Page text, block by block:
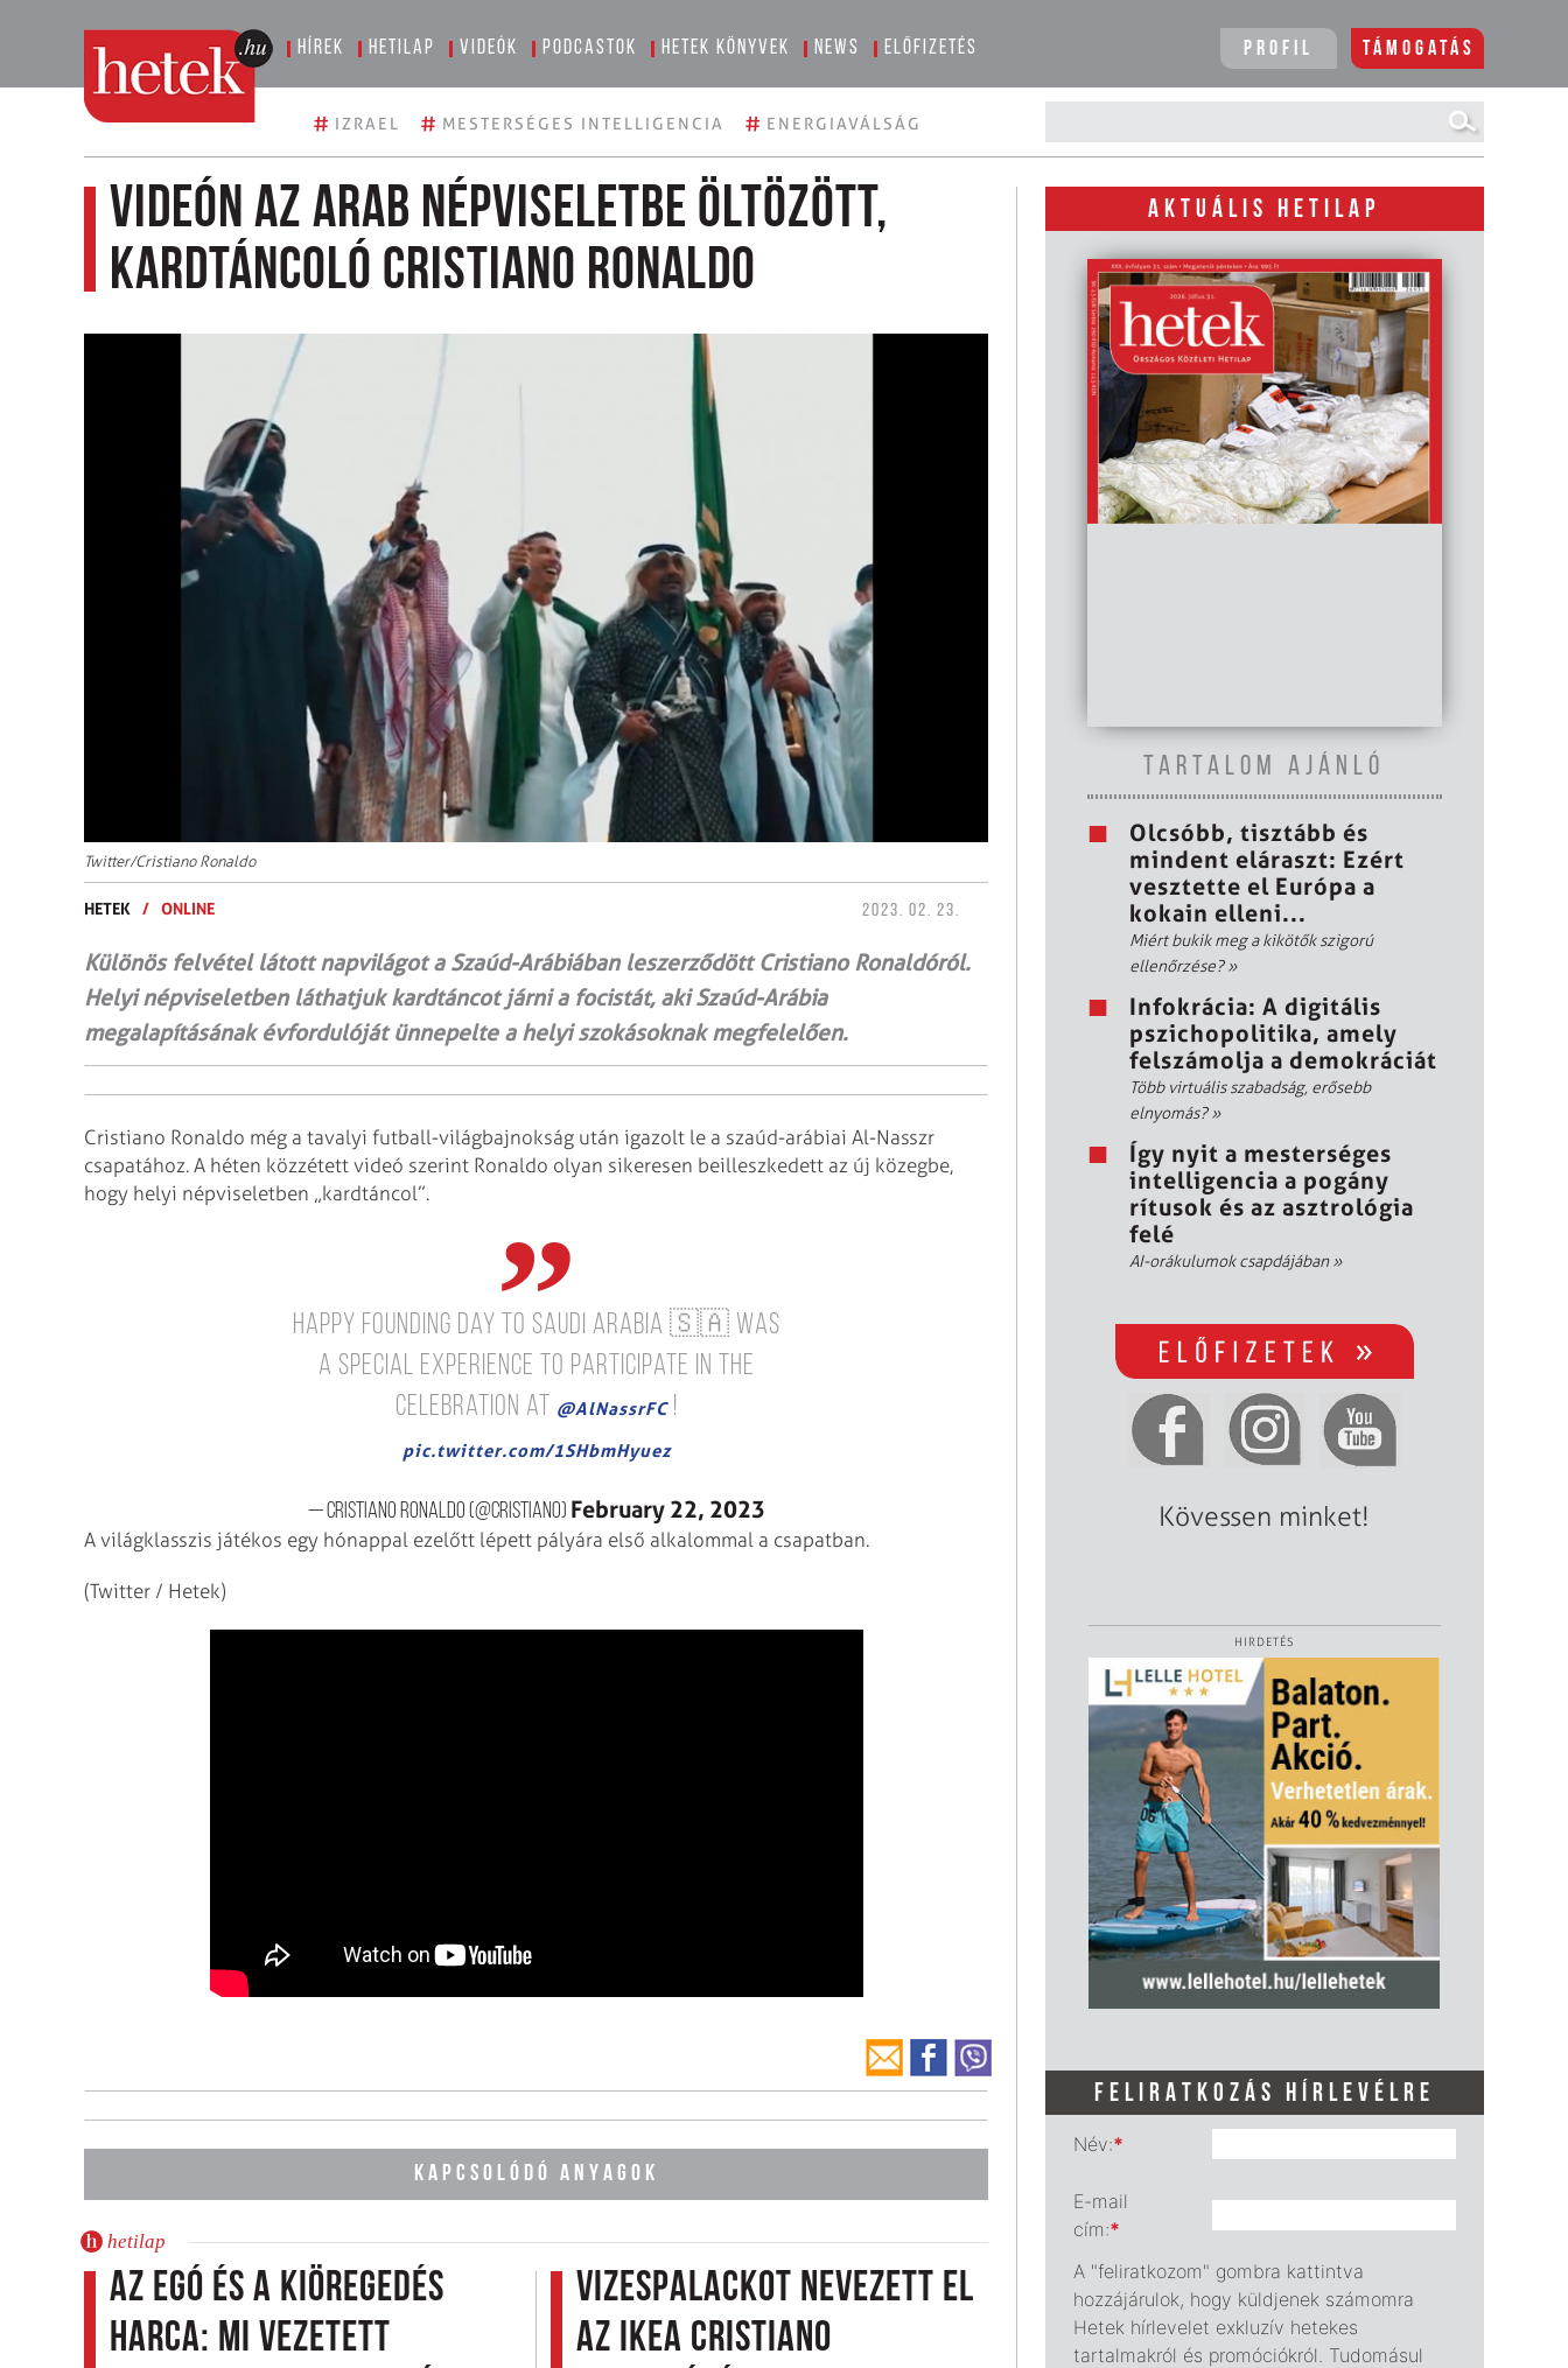
Hírek Hetilap Videók Podcastok Hetek könyvek News Előfizetés Profil Támogatás
# IZRAEL # MESTERSÉGES INTELLIGENCIA # ENERGIAVÁLSÁG
Videón az arab népviseletbe öltözött,
kardtáncoló Cristiano Ronaldo
Twitter/Cristiano Ronaldo
HETEK / ONLINE 2023. 02. 23.
Különös felvétel látott napvilágot a Szaúd-Arábiában leszerződött Cristiano Ronaldóról.
Helyi népviseletben láthatjuk kardtáncot járni a focistát, aki Szaúd-Arábia
megalapításának évfordulóját ünnepelte a helyi szokásoknak megfelelően.
Cristiano Ronaldo még a tavalyi futball-világbajnokság után igazolt le a szaúd-arábiai Al-Nasszr
csapatához. A héten közzétett videó szerint Ronaldo olyan sikeresen beilleszkedett az új közegbe,
hogy helyi népviseletben „kardtáncol”.
Happy founding day to Saudi Arabia 🇸🇦 Was
a special experience to participate in the
celebration at
@AlNassrFC!
pic.twitter.com/1SHbmHyuez
— Cristiano Ronaldo (@Cristiano) February 22, 2023
A világklasszis játékos egy hónappal ezelőtt lépett pályára első alkalommal a csapatban.
(Twitter / Hetek)
KAPCSOLÓDÓ ANYAGOK
hetilap
Az egó és a kiöregedés
harca: mi vezetett
Vizespalackot nevezett el
az IKEA Cristiano
AKTUÁLIS HETILAP
TARTALOM AJÁNLÓ
Olcsóbb, tisztább és
mindent eláraszt: Ezért
vesztette el Európa a
kokain elleni...
Miért bukik meg a kikötők szigorú
ellenőrzése?»
Infokrácia: A digitális
pszichopolitika, amely
felszámolja a demokráciát
Több virtuális szabadság, erősebb
elnyomás?»
Így nyit a mesterséges
intelligencia a pogány
rítusok és az asztrológia
felé
AI-orákulumok csapdájában»
Kövessen minket!
HIRDETÉS
FELIRATKOZÁS HÍRLEVÉLRE
Név:*
E-mail
cím:*
A "feliratkozom" gombra kattintva
hozzájárulok, hogy küldjenek számomra
Hetek hírlevelet exkluzív hetekes
tartalmakról és promóciókról. Tudomásul